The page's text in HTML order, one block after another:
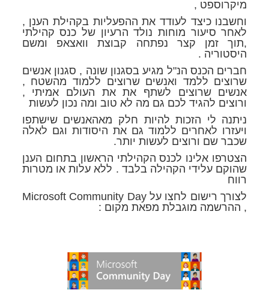
מיקרוספט ,
וחשבנו כיצד לעודד את ההפעליות בקהילת הענן ,
לאחר סיעור מוחות נולד הרעיון של כנס קהילתי
,תוך זמן קצר נפתחה קבוצת וואצאפ ומשם
היסטוריה .
חברים הכנס הנ"ל מגיע בסגנון שונה , סגנון אנשים
שרוצים ללמד ואנשים שרוצים ללמוד מהשטח ,
אנשים שרוצים לשתף את את העולם אמיתי ,
ורוצים להגיד לכם גם מה לא טוב ומה נכון לעשות
ניתנה לי הזכות להיות חלק מאהאנשים שישתפו
ויעזרו לאחרים ללמוד גם את היסודות וגם לאלה
שכבר שם ורוצים לעשות יותר.
הצטרפו אלינו לכנס הקהילתי הראשון בתחום הענן
שהוקם עלידי הקהילה בלבד . ללא עלות או מטרות
רווח
לצורך רישום לחצו על Microsoft Community Day
, ההרשמה מוגבלת מפאת מקום :